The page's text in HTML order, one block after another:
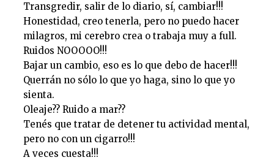
Transgredir, salir de lo diario, sí, cambiar!!!
Honestidad, creo tenerla, pero no puedo hacer
milagros, mi cerebro crea o trabaja muy a full.
Ruidos NOOOOO!!!
Bajar un cambio, eso es lo que debo de hacer!!!
Querrán no sólo lo que yo haga, sino lo que yo
sienta.
Oleaje?? Ruido a mar??
Tenés que tratar de detener tu actividad mental,
pero no con un cigarro!!!
A veces cuesta!!!